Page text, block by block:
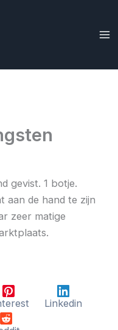
gevist. 1 botje.
aan de hand te zijn
zeer matige
Linkedin